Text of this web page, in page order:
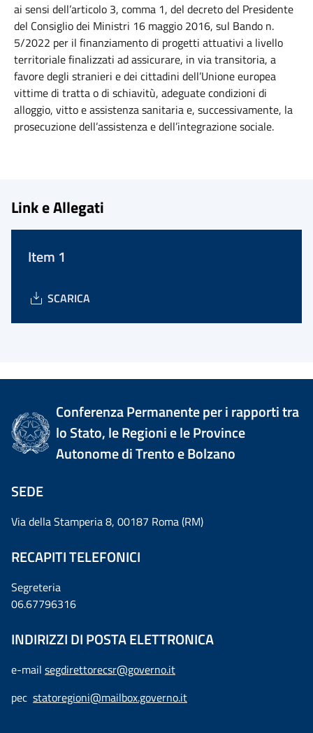
ai sensi dell’articolo 3, comma 1, del decreto del Presidente
del Consiglio dei Ministri 16 maggio 2016, sul Bando n.
5/2022 per il finanziamento di progetti attuativi a livello
territoriale finalizzati ad assicurare, in via transitoria, a
favore degli stranieri e dei cittadini dell’Unione europea
vittime di tratta o di schiavitù, adeguate condizioni di
alloggio, vitto e assistenza sanitaria e, successivamente, la
prosecuzione dell’assistenza e dell’integrazione sociale.
Link e Allegati
Item 1
SCARICA
Conferenza Permanente per i rapporti tra
lo Stato, le Regioni e le Province
Autonome di Trento e Bolzano
SEDE
Via della Stamperia 8, 00187 Roma (RM)
RECAPITI TELEFONICI
Segreteria
06.67796316
INDIRIZZI DI POSTA ELETTRONICA
e-mail segdirettorecsr@governo.it
pec statoregioni@mailbox.governo.it